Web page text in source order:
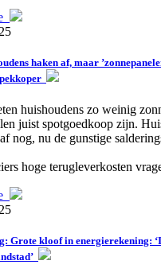
haken af, maar
huishoudens zo weinig
juist spotgoedkoop zijn.
nog, nu de gunstige
hoge terugleverkosten
Grote kloof in energierekening: